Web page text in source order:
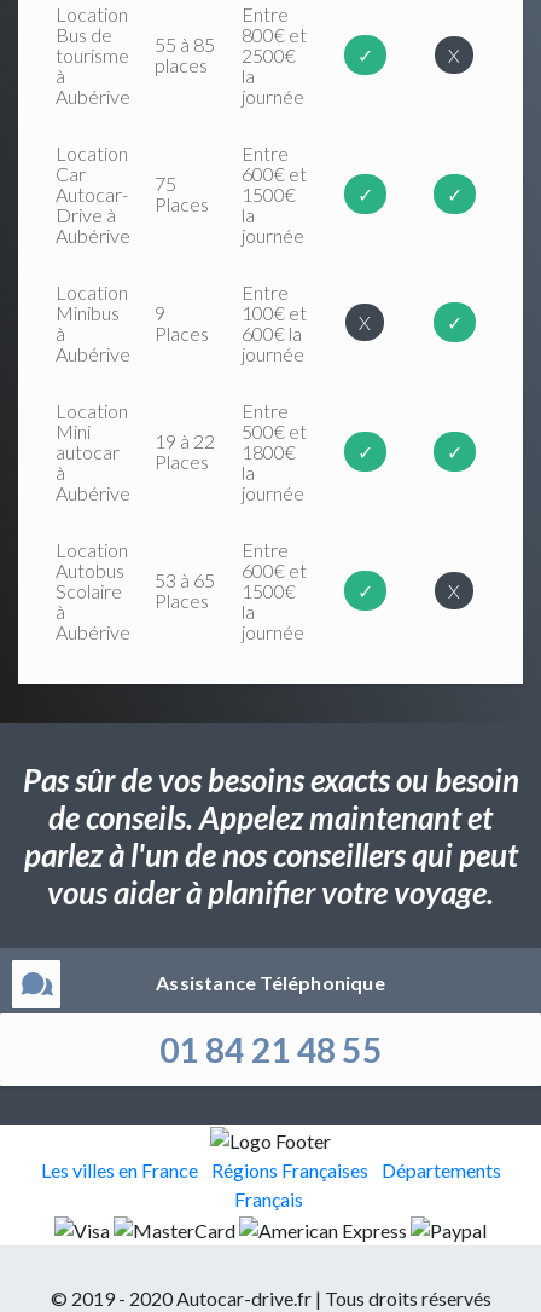
Location
Bus de
tourisme
à
Aubérive
55 à 85
places
Entre
800€ et
2500€
la
journée
✓ X
Location
Car
Autocar-
Drive à
Aubérive
75
Places
Entre
600€ et
1500€
la
journée
✓ ✓
Location
Minibus
à
Aubérive
9
Places
Entre
100€ et
600€ la
journée
X ✓
Location
Mini
autocar
à
Aubérive
19 à 22
Places
Entre
500€ et
1800€
la
journée
✓ ✓
Location
Autobus
Scolaire
à
Aubérive
53 à 65
Places
Entre
600€ et
1500€
la
journée
✓ X
Pas sûr de vos besoins exacts ou besoin
de conseils. Appelez maintenant et
parlez à l'un de nos conseillers qui peut
vous aider à planifier votre voyage.
Assistance Téléphonique
01 84 21 48 55
Les villes en France Régions Françaises
Départements
Français
© 2019 - 2020 Autocar-drive.fr | Tous droits réservés